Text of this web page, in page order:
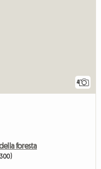
4
foresta